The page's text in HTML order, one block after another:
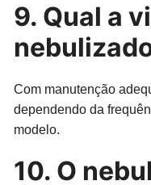
9. Qual a
Com manutenção
dependendo da
modelo.
10. O